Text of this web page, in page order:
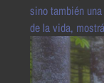
sino también
de la vida,